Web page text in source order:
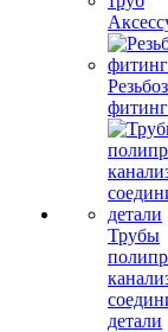
Трубы
детали